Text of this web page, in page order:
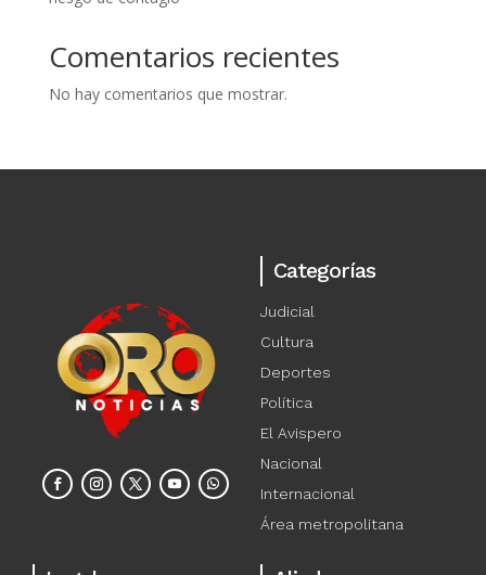
Comentarios recientes
No hay comentarios que mostrar.
Categorías
Judicial
Cultura
Deportes
Política
El Avispero
Nacional
Internacional
Área metropolitana